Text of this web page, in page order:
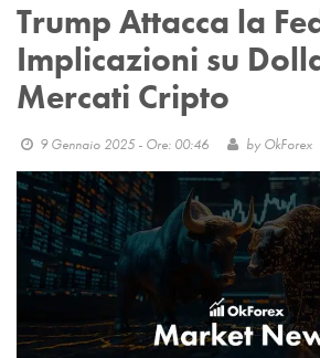
Trump Attacca la
Implicazioni su
Mercati Cripto
9 Gennaio 2025 - Ore: 00:46 by OkForex